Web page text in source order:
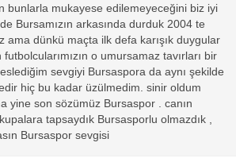
bunlarla mukayese edilemeyeceğini biz iyi
Bursamızın arkasında durduk 2004 te
ama dünkü maçta ilk defa karışık duygular
o umursamaz tavırları bir
sevgiyi Bursaspora da aynı şekilde
hiç bu kadar üzülmedim. sinir oldum
yine son sözümüz Bursaspor . canın
tapsaydık Bursasporlu olmazdık ,
Bursaspor sevgisi